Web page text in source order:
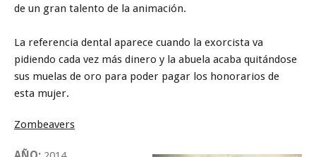
de un gran talento de la animación.
La referencia dental aparece cuando la exorcista va
pidiendo cada vez más dinero y la abuela acaba quitándose
sus muelas de oro para poder pagar los honorarios de
esta mujer.
Zombeavers